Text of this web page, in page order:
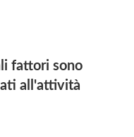
fattori sono
all'attività